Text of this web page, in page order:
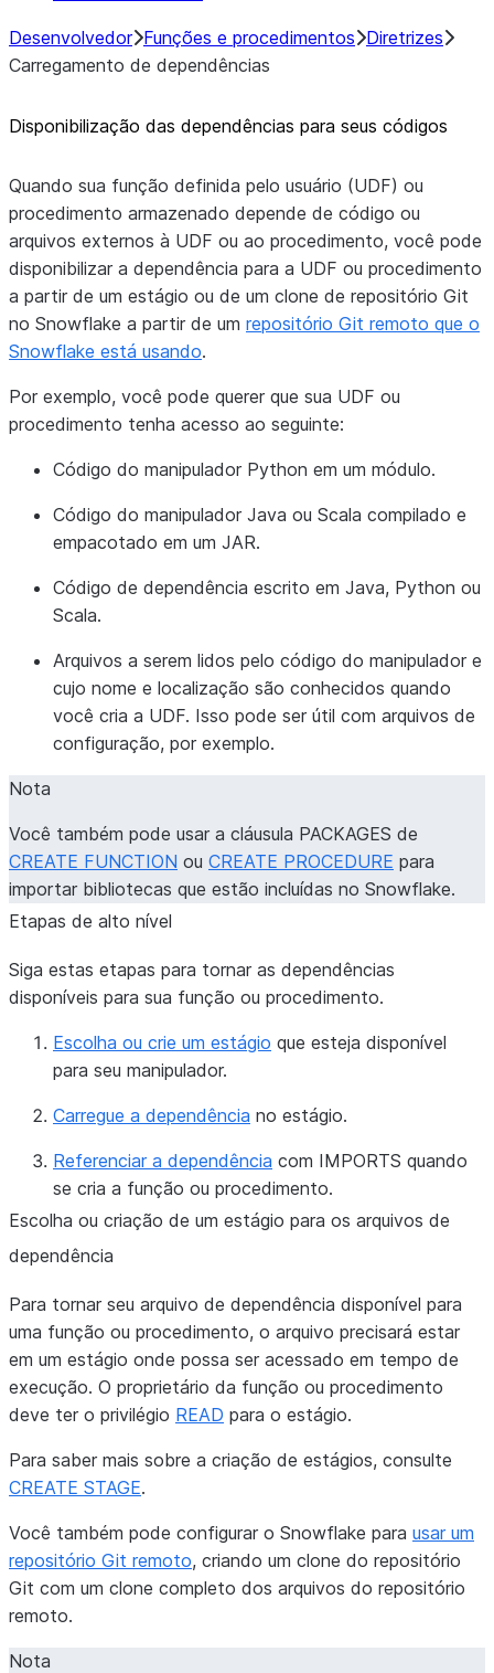
Desenvolvedor Funções e procedimentos Diretrizes
Carregamento de dependências
Disponibilização das dependências para seus códigos
Quando sua função definida pelo usuário (UDF) ou
procedimento armazenado depende de código ou
arquivos externos à UDF ou ao procedimento, você pode
disponibilizar a dependência para a UDF ou procedimento
a partir de um estágio ou de um clone de repositório Git
no Snowflake a partir de um repositório Git remoto que o
Snowflake está usando.
Por exemplo, você pode querer que sua UDF ou
procedimento tenha acesso ao seguinte:
Código do manipulador Python em um módulo.
Código do manipulador Java ou Scala compilado e
empacotado em um JAR.
Código de dependência escrito em Java, Python ou
Scala.
Arquivos a serem lidos pelo código do manipulador e
cujo nome e localização são conhecidos quando
você cria a UDF. Isso pode ser útil com arquivos de
configuração, por exemplo.
Nota
Você também pode usar a cláusula PACKAGES de
CREATE FUNCTION ou CREATE PROCEDURE para
importar bibliotecas que estão incluídas no Snowflake.
Etapas de alto nível
Siga estas etapas para tornar as dependências
disponíveis para sua função ou procedimento.
Escolha ou crie um estágio que esteja disponível
para seu manipulador.
Carregue a dependência no estágio.
Referenciar a dependência com IMPORTS quando
se cria a função ou procedimento.
Escolha ou criação de um estágio para os arquivos de
dependência
Para tornar seu arquivo de dependência disponível para
uma função ou procedimento, o arquivo precisará estar
em um estágio onde possa ser acessado em tempo de
execução. O proprietário da função ou procedimento
deve ter o privilégio READ para o estágio.
Para saber mais sobre a criação de estágios, consulte
CREATE STAGE.
Você também pode configurar o Snowflake para usar um
repositório Git remoto, criando um clone do repositório
Git com um clone completo dos arquivos do repositório
remoto.
Nota